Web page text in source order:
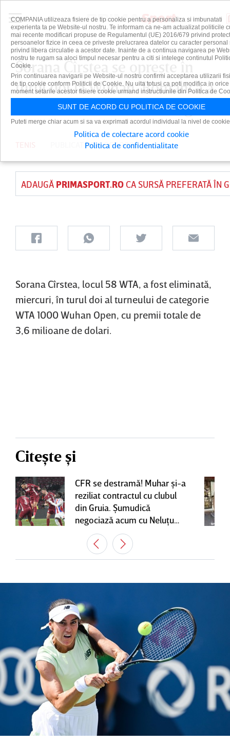
Sorana Cîrstea se opreşte în
turul doi la Wuhan. Românca a
fost învinsă de Shuai Zhang
PUBLICAT PE 8 OCT 2025
ADAUGĂ PRIMASPORT.ROCA SURSĂ PREFERATĂ ÎN
Sorana Cîrstea, locul 58 WTA, a fost eliminată,
miercuri, în turul doi al turneului de categorie
WTA 1000 Wuhan Open, cu premii totale de
3,6 milioane de dolari.
Citește și
CFR se destramă! Muhar şi-a
reziliat contractul cu clubul
din Gruia. Şumudică
negociază acum cu Neluţu
Varga, care mai are o
variantă pentru banca tehnică
| EXCLUSIV
COMPANIA utilizeaza fisiere de tip cookie pentru a personaliza si imbunatati
experienta ta pe Website-ul nostru. Te informam ca ne-am actualizat politicile
mai recente modificari propuse de Regulamentul (UE) 2016/679 privind
persoanelor fizice in ceea ce priveste prelucrarea datelor cu caracter personal
privind libera circulatie a acestor date. Inainte de a continua navigarea pe
nostru te rugam sa aloci timpul necesar pentru a citi si intelege continutul
Cookie.
Prin continuarea navigarii pe Website-ul nostru confirmi acceptarea utilizarii
de tip cookie conform Politicii de Cookie. Nu uita totusi ca poti modifica in orice
moment setarile acestor fisiere cookie urmand instructiunile din Politica de
SUNT DE ACORD CU POLITICA DE COOKIE
Puteti merge chiar acum si sa va exprimati acordul individual la nivel de
Politica de colectare acord cookie
Politica de confidentialitate